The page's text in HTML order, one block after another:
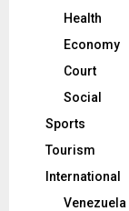
Health
Economy
Court
Social
Sports
Tourism
International
Venezuela